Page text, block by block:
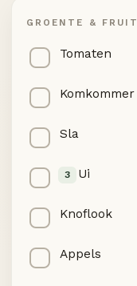
GROENTE & FRUIT
Tomaten
Komkommer
Sla
3 Ui
Knoflook
Appels